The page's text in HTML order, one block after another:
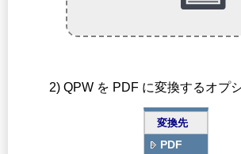
2) QPW を PDF に変換するオプ
変換先
PDF